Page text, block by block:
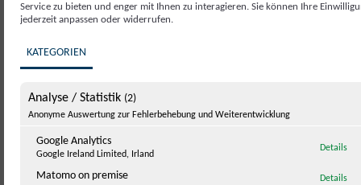
Service zu bieten und enger mit Ihnen zu interagieren. Sie können Ihre
jederzeit anpassen oder widerrufen.
KATEGORIEN
Analyse / Statistik (2)
Anonyme Auswertung zur Fehlerbehebung und Weiterentwicklung
Google Analytics
Google Ireland Limited, Irland
Details
Matomo on premise Details